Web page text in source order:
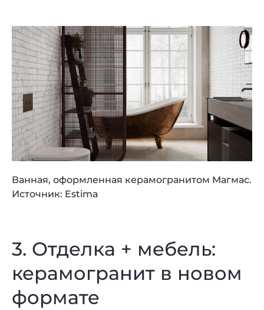
Ванная, оформленная керамогранитом Магмас.
Источник: Estima
3. Отделка + мебель:
керамогранит в новом
формате